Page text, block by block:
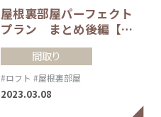
屋根裏部屋パーフェクト
プラン まとめ後編【…
間取り
#ロフト #屋根裏部屋
2023.03.08